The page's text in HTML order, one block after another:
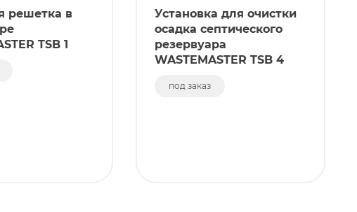
решетка в
TSB 1
Установка для очистки
осадка септического
резервуара
WASTEMASTER TSB 4
под заказ